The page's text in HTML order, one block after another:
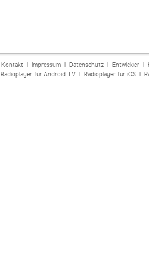
Kontakt| Impressum| Datenschutz| Entwickler|
Radioplayer für Android TV| Radioplayer für iOS|